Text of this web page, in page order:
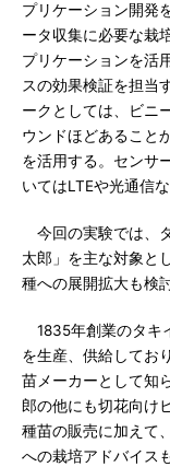
プリケーション開発
ータ収集に必要な栽
プリケーションを活
スの効果検証を担当
ークとしては、ビニ
ウンドほどあること
を活用する。センサ
いてはLTEや光通信
今回の実験では、
太郎」を主な対象と
種への展開拡大も検
1835年創業のタキ
を生産、供給してお
苗メーカーとして知
郎の他にも切花向け
種苗の販売に加えて
への栽培アドバイス